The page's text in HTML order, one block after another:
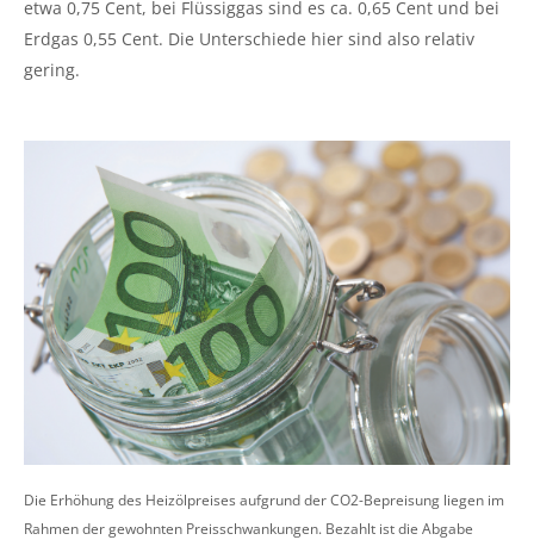
etwa 0,75 Cent, bei Flüssiggas sind es ca. 0,65 Cent und bei
Erdgas 0,55 Cent. Die Unterschiede hier sind also relativ
gering.
Die Erhöhung des Heizölpreises aufgrund der CO2-Bepreisung liegen im
Rahmen der gewohnten Preisschwankungen. Bezahlt ist die Abgabe